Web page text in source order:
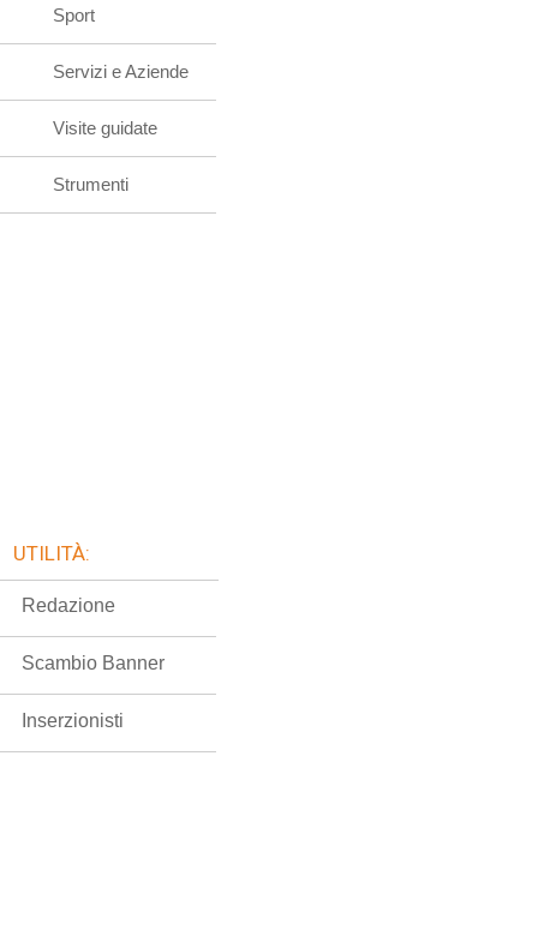
Sport
Servizi e Aziende
Visite guidate
Strumenti
UTILITÀ:
Redazione
Scambio Banner
Inserzionisti